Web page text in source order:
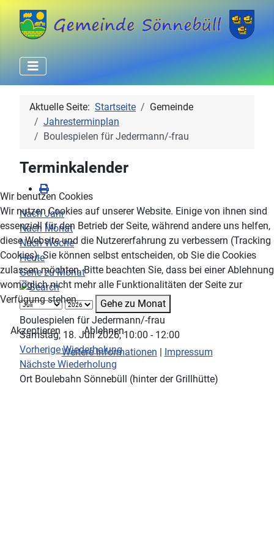
Aktuelle Seite: Startseite
Gemeinde
Jahresterminplan
Boulespielen für Jedermann/-frau
Terminkalender
Nach Jahr
Nach Monat
Nach Woche
Heute
Gehe zu Monat
Gehe zu Monat
Boulespielen für Jedermann/-frau
Samstag, 18. Juli 2026, 10:00 - 12:00
Vorherige Wiederholung
Nächste Wiederholung
Ort Boulebahn Sönnebüll (hinter der Grillhütte)
Wir benutzen Cookies
Wir nutzen Cookies auf unserer Website. Einige von ihnen sind
essenziell für den Betrieb der Seite, während andere uns helfen,
diese Website und die Nutzererfahrung zu verbessern (Tracking
Cookies). Sie können selbst entscheiden, ob Sie die Cookies
zulassen möchten. Bitte beachten Sie, dass bei einer Ablehnung
womöglich nicht mehr alle Funktionalitäten der Seite zur
Verfügung stehen.
Akzeptieren
Ablehnen
Weitere Informationen | Impressum